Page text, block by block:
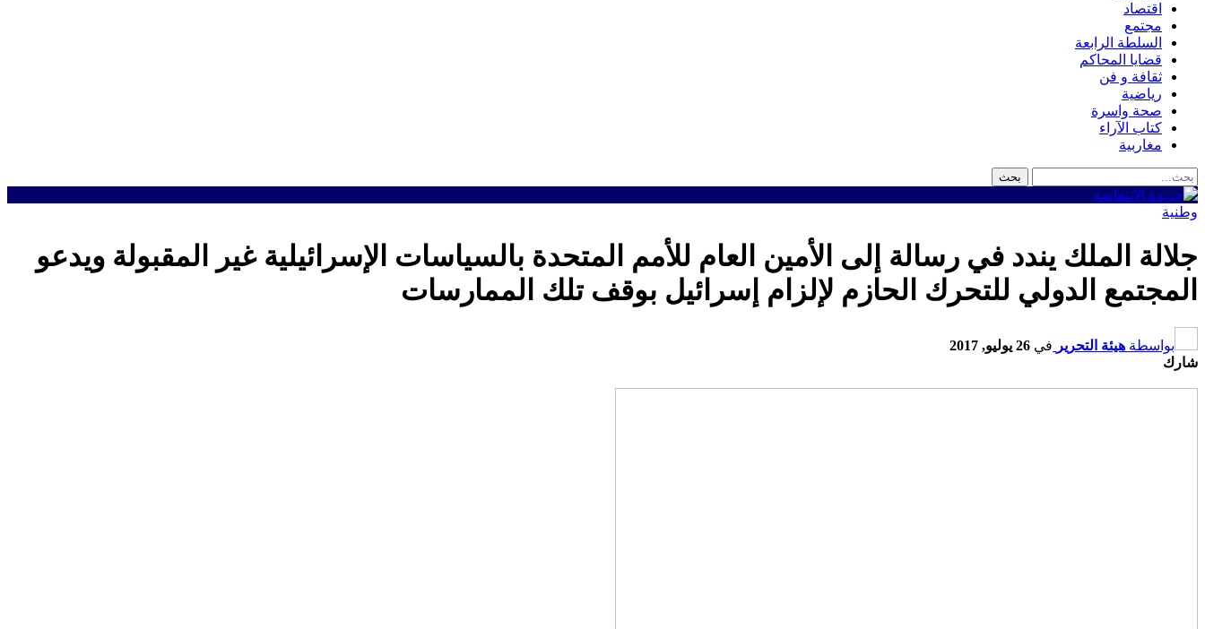
اقتصاد
مجتمع
السلطة الرابعة
قضايا المحاكم
ثقافة و فن
رياضية
صحة واسرة
كتاب الآراء
مغاربية
وطنية
جلالة الملك يندد في رسالة إلى الأمين العام للأمم المتحدة بالسياسات الإسرائيلية غير المقبولة ويدعو
المجتمع الدولي للتحرك الحازم لإلزام إسرائيل بوقف تلك الممارسات
بواسطة هيئة التحرير في 26 يوليو, 2017
شارك